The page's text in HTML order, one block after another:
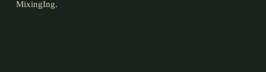
MixingIng.